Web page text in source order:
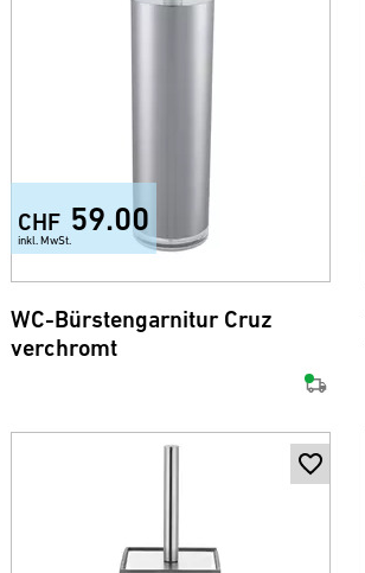
+1
CHF 59.00
inkl. MwSt.
WC-Bürstengarnitur Cruz
verchromt